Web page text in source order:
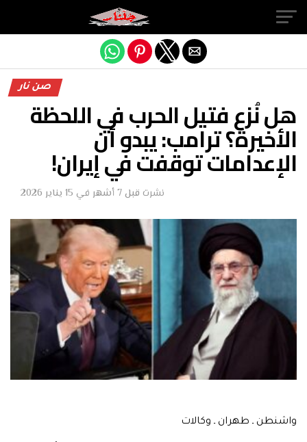
صن نار
هل نُزع فتيل الحرب في اللحظة
الأخيرة؟ ترامب: يبدو أن
الإعدامات توقفت في إيران!
نشرت قبل 7 أشهر في 15 يناير 2026
واشنطن ـ طهران ـ وكالات
Exit mobile version